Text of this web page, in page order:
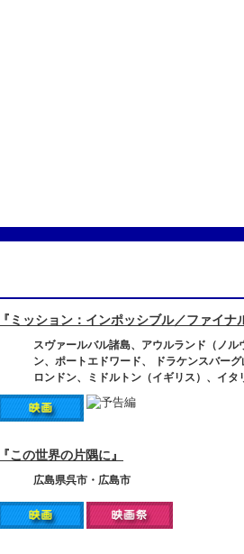
『ミッション：インポッシブル／ファイナ
スヴァールバル諸島、アウルランド（ノ
ン、ポートエドワード、 ドラケンスバー
ロンドン、ミドルトン（イギリス）、イ
『この世界の片隅に』
広島県呉市・広島市